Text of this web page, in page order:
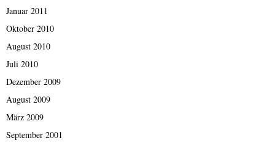
Januar 2011
Oktober 2010
August 2010
Juli 2010
Dezember 2009
August 2009
März 2009
September 2001